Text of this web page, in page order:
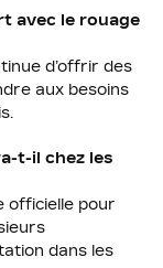
avec le rouage
d’offrir des
aux besoins
t-il chez les
officielle pour
dans les